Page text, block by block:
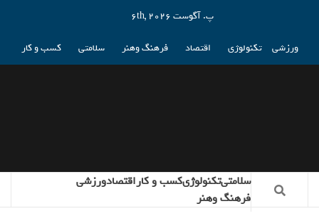
پ. آگوست 6th, 2026
ورزشی تکنولوژی اقتصاد فرهنگ وهنر سلامتی کسب و کار
سلامتیتکنولوژیکسب و کاراقتصادورزشی
فرهنگ وهنر